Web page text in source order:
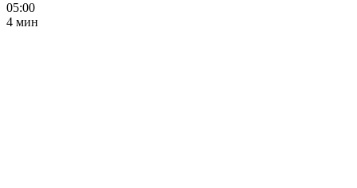
05:00
4 мин